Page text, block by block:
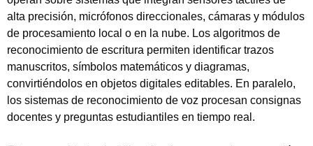
alta precisión, micrófonos direccionales, cámaras y módulos
de procesamiento local o en la nube. Los algoritmos de
reconocimiento de escritura permiten identificar trazos
manuscritos, símbolos matemáticos y diagramas,
convirtiéndolos en objetos digitales editables. En paralelo,
los sistemas de reconocimiento de voz procesan consignas
docentes y preguntas estudiantiles en tiempo real.